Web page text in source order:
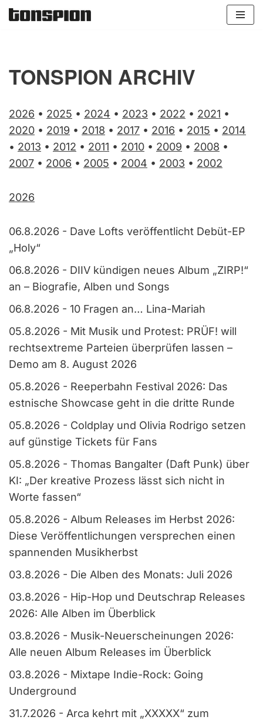
TONSPION ARCHIV
2026 • 2025 • 2024 • 2023 • 2022 • 2021 •
2020 • 2019 • 2018 • 2017 • 2016 • 2015 • 2014
• 2013 • 2012 • 2011 • 2010 • 2009 • 2008 •
2007 • 2006 • 2005 • 2004 • 2003 • 2002
2026
06.8.2026 - Dave Lofts veröffentlicht Debüt-EP
„Holy“
06.8.2026 - DIIV kündigen neues Album „ZIRP!“
an – Biografie, Alben und Songs
06.8.2026 - 10 Fragen an… Lina-Mariah
05.8.2026 - Mit Musik und Protest: PRÜF! will
rechtsextreme Parteien überprüfen lassen –
Demo am 8. August 2026
05.8.2026 - Reeperbahn Festival 2026: Das
estnische Showcase geht in die dritte Runde
05.8.2026 - Coldplay und Olivia Rodrigo setzen
auf günstige Tickets für Fans
05.8.2026 - Thomas Bangalter (Daft Punk) über
KI: „Der kreative Prozess lässt sich nicht in
Worte fassen“
05.8.2026 - Album Releases im Herbst 2026:
Diese Veröffentlichungen versprechen einen
spannenden Musikherbst
03.8.2026 - Die Alben des Monats: Juli 2026
03.8.2026 - Hip-Hop und Deutschrap Releases
2026: Alle Alben im Überblick
03.8.2026 - Musik-Neuerscheinungen 2026:
Alle neuen Album Releases im Überblick
03.8.2026 - Mixtape Indie-Rock: Going
Underground
31.7.2026 - Arca kehrt mit „XXXXX“ zum